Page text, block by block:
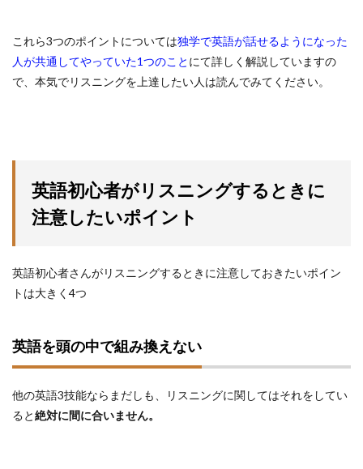
これら3つのポイントについては独学で英語が話せるようになった
人が共通してやっていた1つのこと にて詳しく解説していますの
で、本気でリスニングを上達したい人は読んでみてください。
英語初心者がリスニングするときに
注意したいポイント
英語初心者さんがリスニングするときに注意しておきたいポイン
トは大きく4つ
英語を頭の中で組み換えない
他の英語3技能ならまだしも、リスニングに関してはそれをしてい
ると絶対に間に合いません。